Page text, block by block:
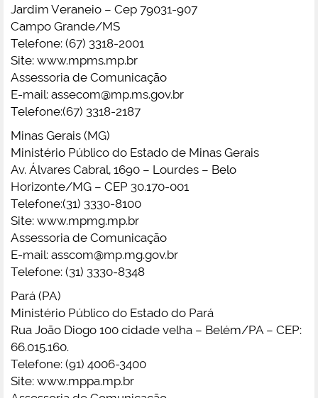
Jardim Veraneio – Cep 79031-907
Campo Grande/MS
Telefone: (67) 3318-2001
Site: www.mpms.mp.br
Assessoria de Comunicação
E-mail: assecom@mp.ms.gov.br
Telefone:(67) 3318-2187
Minas Gerais (MG)
Ministério Público do Estado de Minas Gerais
Av. Álvares Cabral, 1690 – Lourdes – Belo
Horizonte/MG – CEP 30.170-001
Telefone:(31) 3330-8100
Site: www.mpmg.mp.br
Assessoria de Comunicação
E-mail: asscom@mp.mg.gov.br
Telefone: (31) 3330-8348
Pará (PA)
Ministério Público do Estado do Pará
Rua João Diogo 100 cidade velha – Belém/PA – CEP:
66.015.160.
Telefone: (91) 4006-3400
Site: www.mppa.mp.br